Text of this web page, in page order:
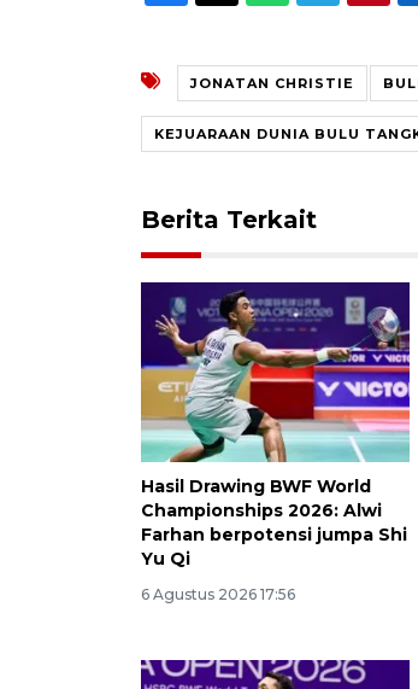
JONATAN CHRISTIE
KEJUARAAN DUNIA BULU
Berita Terkait
Hasil Drawing BWF World
Championships 2026: Alwi
Farhan berpotensi jumpa Shi
Yu Qi
6 Agustus 2026 17:56